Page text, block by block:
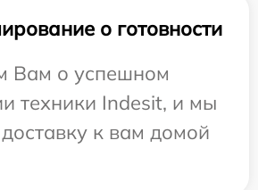
о готовности
Вам о успешном
техники Indesit, и мы
к вам домой